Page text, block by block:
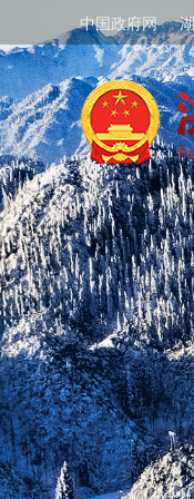
中国政府网